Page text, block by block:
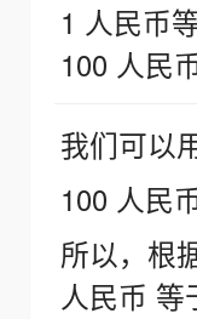
1 人民币
100 人民
我们可以
100 人民
所以，根
人民币 等